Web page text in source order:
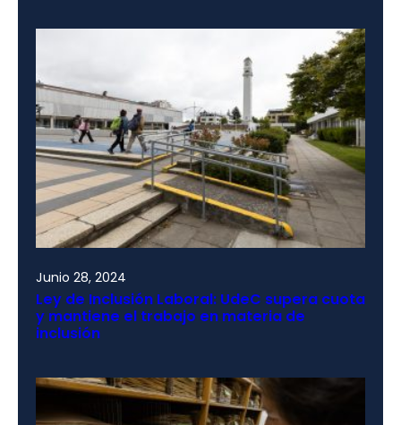
Junio 28, 2024
Ley de Inclusión Laboral: UdeC supera cuota
y mantiene el trabajo en materia de
inclusión